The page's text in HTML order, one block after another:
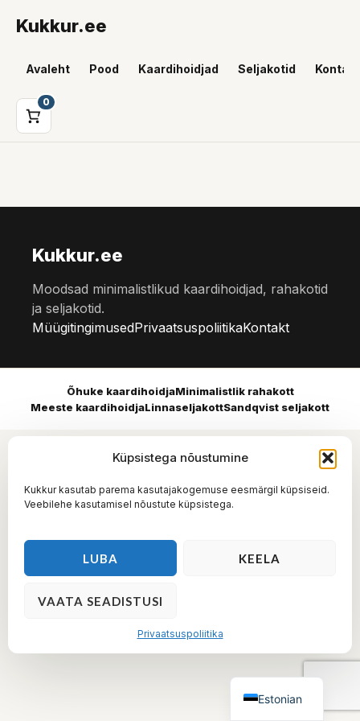
Küpsistega nõustumine
Kukkur kasutab parema kasutajakogemuse eesmärgil küpsiseid.
Veebilehe kasutamisel nõustute küpsistega.
LUBA KEELA
VAATA SEADISTUSI
Privaatsuspoliitika
Kukkur.ee
Avaleht Pood Kaardihoidjad Seljakotid Kontakt
0
Kukkur.ee
Moodsad minimalistlikud kaardihoidjad, rahakotid
ja seljakotid.
MüügitingimusedPrivaatsuspoliitikaKontakt
Õhuke kaardihoidjaMinimalistlik rahakott
Meeste kaardihoidjaLinnaseljakottSandqvist seljakott
Estonian